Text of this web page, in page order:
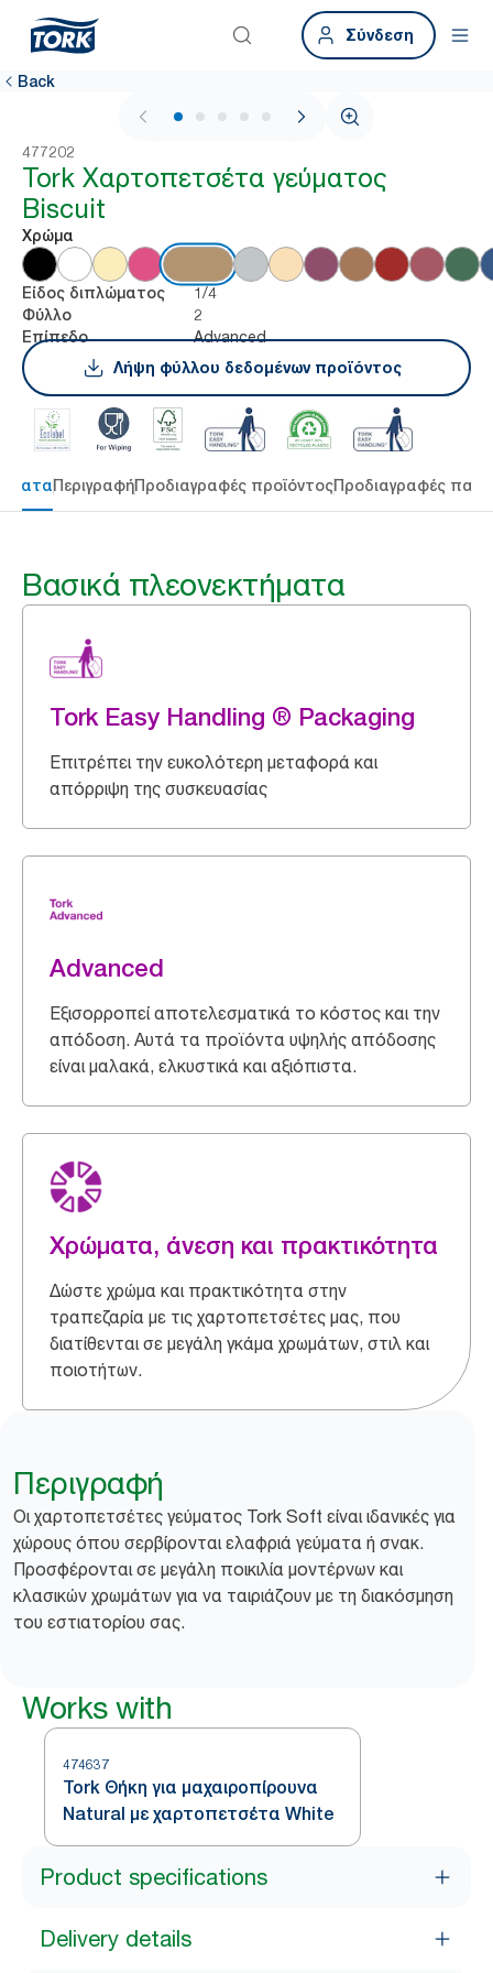
Σύνδεση
Back
1 / 6
477202
Tork Χαρτοπετσέτα γεύματος
Biscuit
Χρώμα
Είδος διπλώματος 1/4
Φύλλο 2
Επίπεδο
Advanced
Λήψη φύλλου δεδομένων προϊόντος
ΠεριγραφήΠροδιαγραφές προϊόντοςΠροδιαγραφές
Βασικά πλεονεκτήματα
Tork Easy Handling ® Packaging
Επιτρέπει την ευκολότερη μεταφορά και
απόρριψη της συσκευασίας
Advanced
Εξισορροπεί αποτελεσματικά το κόστος και την
απόδοση. Αυτά τα προϊόντα υψηλής απόδοσης
είναι μαλακά, ελκυστικά και αξιόπιστα.
Χρώματα, άνεση και πρακτικότητα
Δώστε χρώμα και πρακτικότητα στην
τραπεζαρία με τις χαρτοπετσέτες μας, που
διατίθενται σε μεγάλη γκάμα χρωμάτων, στιλ και
ποιοτήτων.
Περιγραφή
Οι χαρτοπετσέτες γεύματος Tork Soft είναι ιδανικές για
χώρους όπου σερβίρονται ελαφριά γεύματα ή σνακ.
Προσφέρονται σε μεγάλη ποικιλία μοντέρνων και
κλασικών χρωμάτων για να ταιριάζουν με τη διακόσμηση
του εστιατορίου σας.
Works with
474637
Tork Θήκη για μαχαιροπίρουνα
Natural με χαρτοπετσέτα White
Product specifications
Delivery details